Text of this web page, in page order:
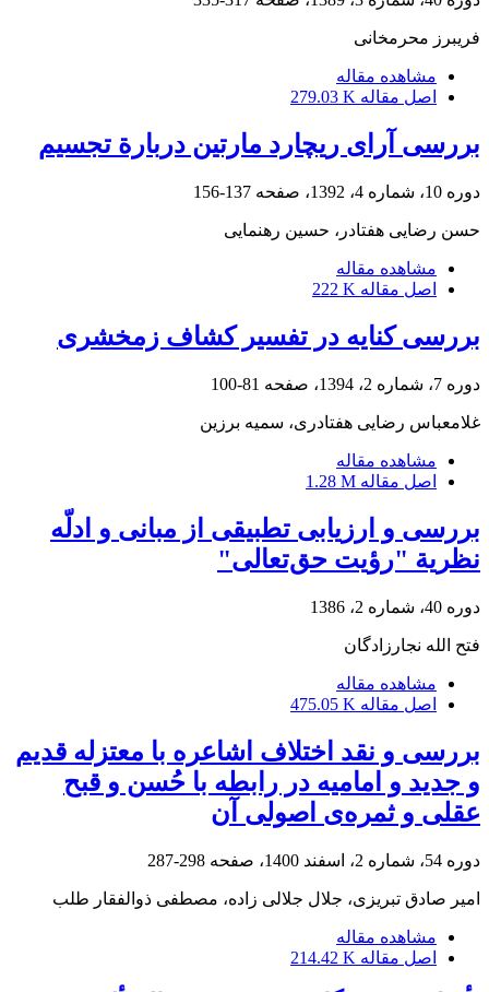
فریبرز محرمخانی
مشاهده مقاله
اصل مقاله 279.03 K
بررسی آرای ریچارد مارتین دربارة تجسیم
دوره 10، شماره 4، 1392، صفحه 137-156
حسن رضایی هفتادر، حسین رهنمایی
مشاهده مقاله
اصل مقاله 222 K
بررسی کنایه در تفسیر کشاف زمخشری
دوره 7، شماره 2، 1394، صفحه 81-100
غلامعباس رضایی هفتادری، سمیه برزین
مشاهده مقاله
اصل مقاله 1.28 M
بررسی و ارزیابی تطبیقی از مبانی و ادلّه
نظریة "رؤیت حق‌تعالی"
دوره 40، شماره 2، 1386
فتح الله نجارزادگان
مشاهده مقاله
اصل مقاله 475.05 K
بررسی و نقد اختلاف اشاعره با معتزله قدیم
و جدید و امامیه در رابطه با حُسن و قبح
عقلی و ثمره‌ی اصولی آن
دوره 54، شماره 2، اسفند 1400، صفحه 298-287
امیر صادق تبریزی، جلال جلالی زاده، مصطفی ذوالفقار طلب
مشاهده مقاله
اصل مقاله 214.42 K